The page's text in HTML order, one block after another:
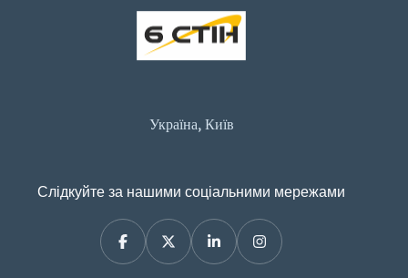
Україна, Київ
Слідкуйте за нашими соціальними мережами